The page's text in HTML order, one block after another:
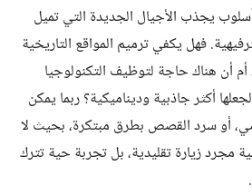
يجذب الأجيال الجديدة التي تميل
فهل يكفي ترميم المواقع التاريخية
أم أن هناك حاجة لتوظيف التكنولوجيا
أكثر جاذبية وديناميكية؟ ربما يمكن
أو سرد القصص بطرق مبتكرة، بحيث لا
مجرد زيارة تقليدية، بل تجربة حية تترك